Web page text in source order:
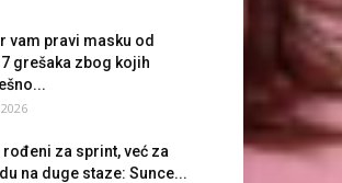
vam pravi masku od
grešaka zbog kojih
rođeni za sprint, već za
na duge staze: Sunce...